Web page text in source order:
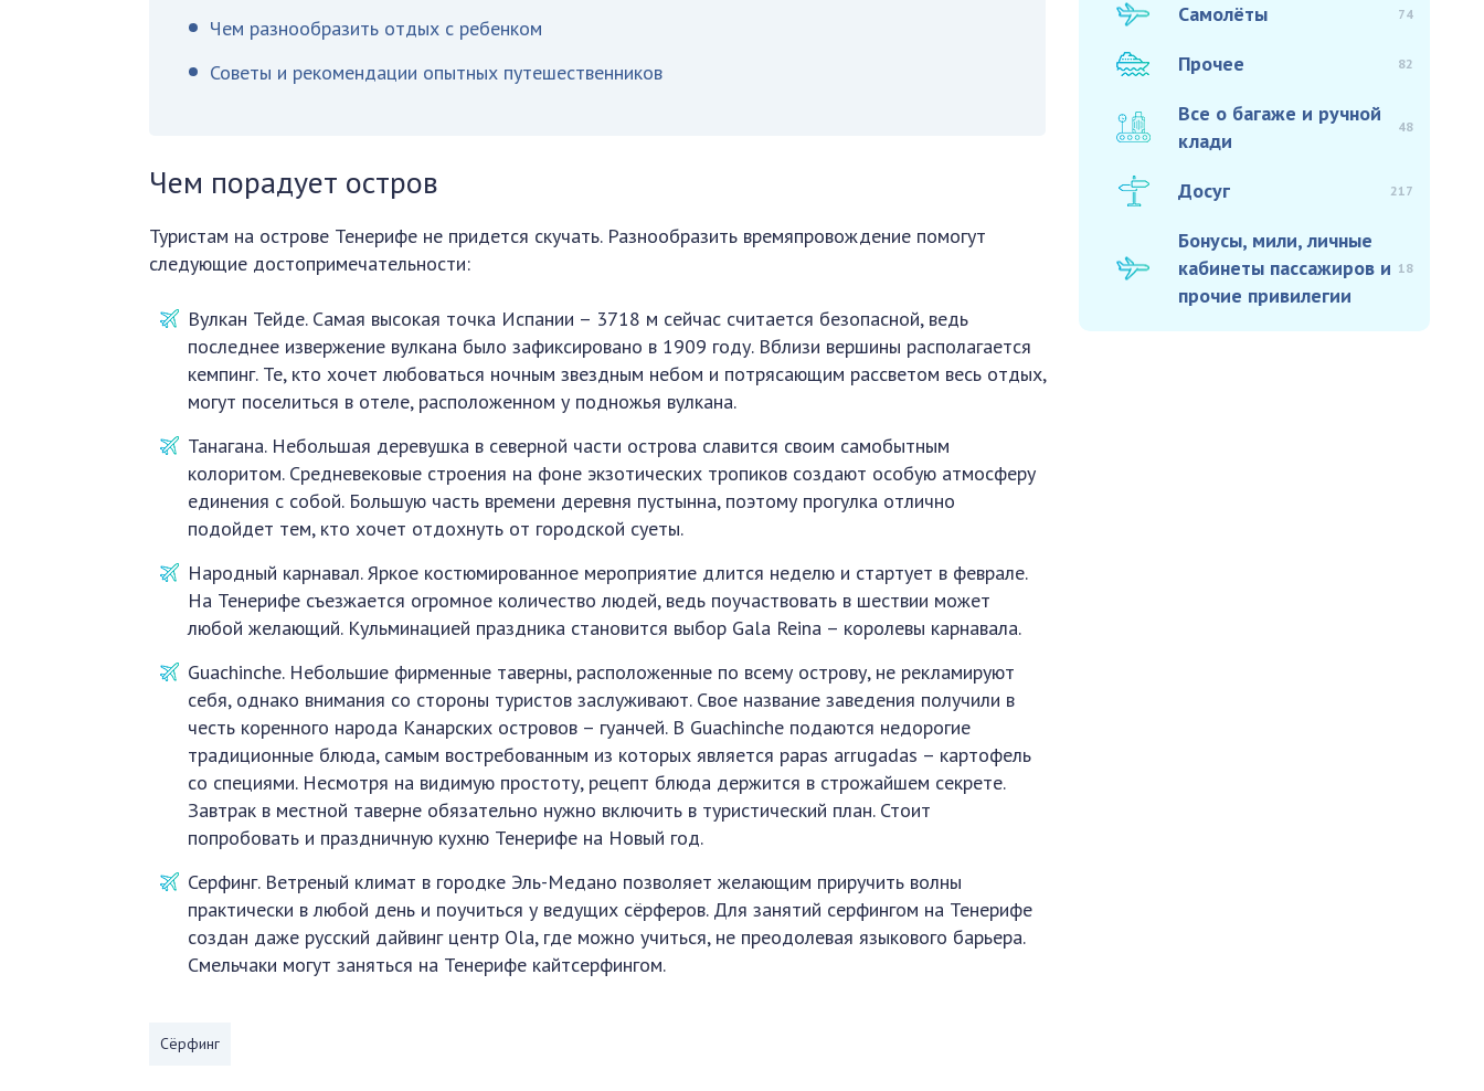
Чем разнообразить отдых с ребенком
Советы и рекомендации опытных путешественников
Чем порадует остров
Туристам на острове Тенерифе не придется скучать. Разнообразить времяпровождение помогут
следующие достопримечательности:
Вулкан Тейде. Самая высокая точка Испании – 3718 м сейчас считается безопасной, ведь
последнее извержение вулкана было зафиксировано в 1909 году. Вблизи вершины располагается
кемпинг. Те, кто хочет любоваться ночным звездным небом и потрясающим рассветом весь отдых,
могут поселиться в отеле, расположенном у подножья вулкана.
Танагана. Небольшая деревушка в северной части острова славится своим самобытным
колоритом. Средневековые строения на фоне экзотических тропиков создают особую атмосферу
единения с собой. Большую часть времени деревня пустынна, поэтому прогулка отлично
подойдет тем, кто хочет отдохнуть от городской суеты.
Народный карнавал. Яркое костюмированное мероприятие длится неделю и стартует в феврале.
На Тенерифе съезжается огромное количество людей, ведь поучаствовать в шествии может
любой желающий. Кульминацией праздника становится выбор Gala Reina – королевы карнавала.
Guachinche. Небольшие фирменные таверны, расположенные по всему острову, не рекламируют
себя, однако внимания со стороны туристов заслуживают. Свое название заведения получили в
честь коренного народа Канарских островов – гуанчей. В Guachinche подаются недорогие
традиционные блюда, самым востребованным из которых является papas arrugadas – картофель
со специями. Несмотря на видимую простоту, рецепт блюда держится в строжайшем секрете.
Завтрак в местной таверне обязательно нужно включить в туристический план. Стоит
попробовать и праздничную кухню Тенерифе на Новый год.
Серфинг. Ветреный климат в городке Эль-Медано позволяет желающим приручить волны
практически в любой день и поучиться у ведущих сёрферов. Для занятий серфингом на Тенерифе
создан даже русский дайвинг центр Ola, где можно учиться, не преодолевая языкового барьера.
Смельчаки могут заняться на Тенерифе кайтсерфингом.
Сёрфинг
Самолёты 74
Прочее 82
Все о багаже и ручной
клади
48
Досуг 217
Бонусы, мили, личные
кабинеты пассажиров и
прочие привилегии
18